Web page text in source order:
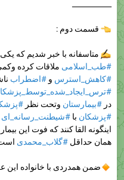
قسمت دوم :
متاسفانه با خبر شدیم که یکی
#طب_اسلامی ملاقات کرده
#کاهش_استرس و #اضطراب
در #بیمارستان وتحت نظر
#پزشکان با #شیطنت_رسانه_ای
اینگونه القا کنند که فوت این بیمار
همان حداقل #گلاب_محمدی
ضمن همدردی با خانواده این